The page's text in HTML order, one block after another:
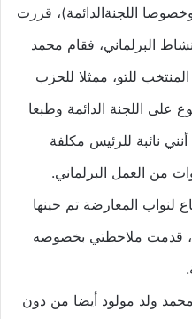
اللجنةالدائمة)، قررت
البرلماني، فقام محمد
المنتخب للتو، ممثلا للحزب
اللجنة الدائمة وطبعا
نائبة للرئيس مكلفة
من العمل البرلماني.
لنواب المعارضة تم حينها
قدمت ملاحظتي بخصوصه
محمد ولد مولود أيضا من دون